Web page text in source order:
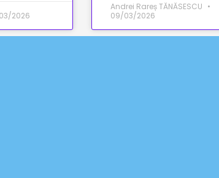
2026
Andrei Rareș TĂNĂSESCU
09/03/2026